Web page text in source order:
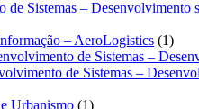
Sistemas – Desenvolvimento
– AeroLogistics 11
de Sistemas –
de Sistemas –
Urbanismo 11